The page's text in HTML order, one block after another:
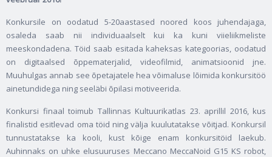
Konkursile on oodatud 5-20aastased noored koos juhendajaga,
osaleda saab nii individuaalselt kui ka kuni viieliikmeliste
meeskondadena. Töid saab esitada kaheksas kategoorias, oodatud
on digitaalsed õppematerjalid, videofilmid, animatsioonid jne.
Muuhulgas annab see õpetajatele hea võimaluse lõimida konkursitöö
ainetundidega ning seeläbi õpilasi motiveerida.
Konkursi finaal toimub Tallinnas Kultuurikatlas 23. aprillil 2016, kus
finalistid esitlevad oma töid ning välja kuulutatakse võitjad. Konkursil
tunnustatakse ka kooli, kust kõige enam konkursitöid laekub.
Auhinnaks on uhke elusuuruses Meccano MeccaNoid G15 KS robot,